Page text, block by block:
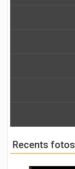
Recents fotos